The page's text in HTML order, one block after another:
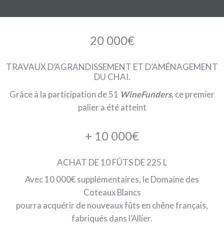
20 000€
TRAVAUX D’AGRANDISSEMENT ET D’AMÉNAGEMENT
DU CHAI.
Grâce à la participation de 51 WineFunders, ce premier
palier a été atteint
+ 10 000€
ACHAT DE 10 FÛTS DE 225 L
Avec 10 000€ supplémentaires, le Domaine des
Coteaux Blancs
pourra acquérir de nouveaux fûts en chêne français,
fabriqués dans l’Allier.